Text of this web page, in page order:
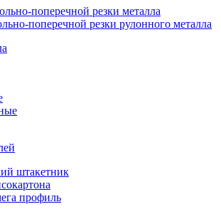
поперечной резки металла
поперечной резки рулонного металла
штакетник
профиль